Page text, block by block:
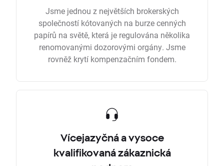
Jsme jednou z největších brokerských
společností kótovaných na burze cenných
papírů na světě, která je regulována několika
renomovanými dozorovými orgány. Jsme
rovněž krytí kompenzačním fondem.
Vícejazyčná a vysoce
kvalifikovaná zákaznická